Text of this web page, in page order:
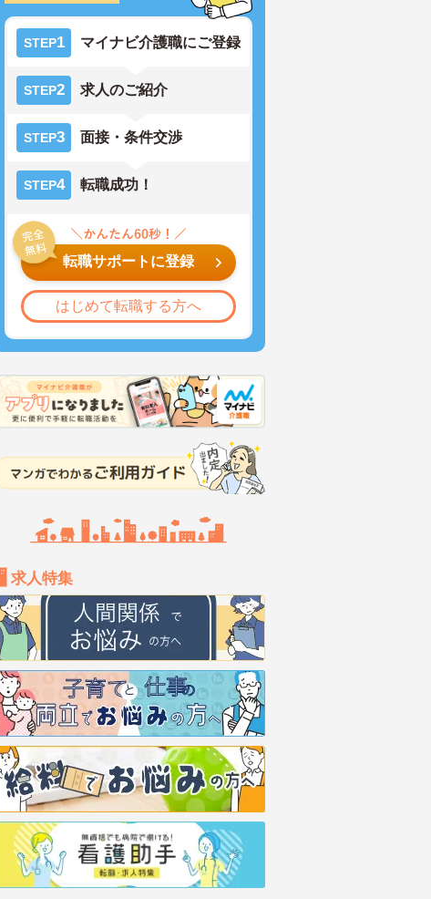
STEP1 マイナビ介護職にご登録
STEP2 求人のご紹介
STEP3 面接・条件交渉
STEP4 転職成功！
転職サポートに登録
はじめて転職する方へ
求人特集